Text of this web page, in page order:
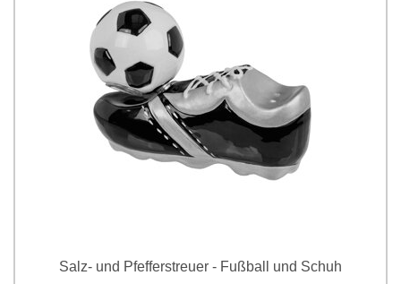
Salz- und Pfefferstreuer - Fußball und Schuh